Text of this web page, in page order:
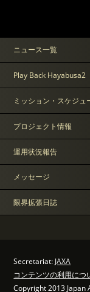
ニュース一覧
Play Back Hayabusa2
ミッション・スケジュ
プロジェクト情報
運用状況報告
メッセージ
限界拡張日誌
Secretariat: JAXA
コンテンツの利用につ
Copyright 2013